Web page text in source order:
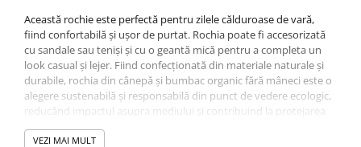
Această rochie este perfectă pentru zilele călduroase de vară,
fiind confortabilă și ușor de purtat. Rochia poate fi accesorizată
cu sandale sau teniși și cu o geantă mică pentru a completa un
look casual și lejer. Fiind confecționată din materiale naturale și
durabile, rochia din cânepă și bumbac organic fără mâneci este o
alegere sustenabilă și responsabilă din punct de vedere ecologic,
reducând impactul asupra mediului și contribuind la protejarea
planetei noastre.
VEZI MAI MULT